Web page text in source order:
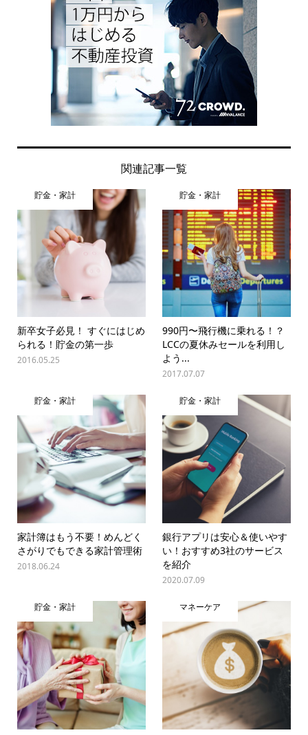
関連記事一覧
貯金・家計
新卒女子必見！ すぐにはじめ
られる！貯金の第一歩
2016.05.25
貯金・家計
990円〜飛行機に乗れる！？
LCCの夏休みセールを利用し
よう...
2017.07.07
貯金・家計
家計簿はもう不要！めんどく
さがりでもできる家計管理術
2018.06.24
貯金・家計
銀行アプリは安心＆使いやす
い！おすすめ3社のサービス
を紹介
2020.07.09
貯金・家計 マネーケア